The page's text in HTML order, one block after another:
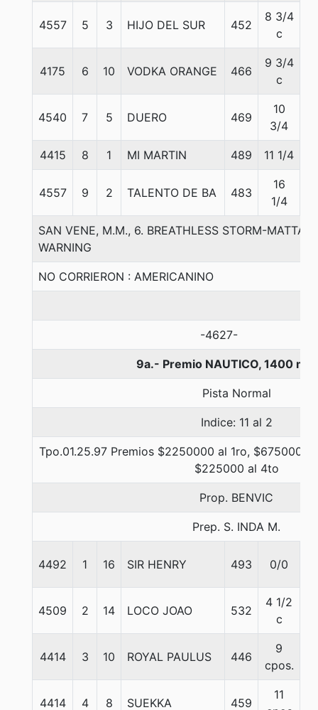
4557 5 3 HIJO DEL SUR 452
8 3/4
c
4175 6 10 VODKA ORANGE 466
9 3/4
c
4540 7 5 DUERO 469
10
3/4
4415 8 1 MI MARTIN 489 11 1/4
4557 9 2 TALENTO DE BA 483
16
1/4
SAN VENE, M.M., 6. BREATHLESS STORM-MATTA
WARNING
NO CORRIERON : AMERICANINO
-4627-
9a.- Premio NAUTICO, 1400
Pista Normal
Indice: 11 al 2
Tpo.01.25.97 Premios $2250000 al 1ro, $675000
$225000 al 4to
Prop. BENVIC
Prep. S. INDA M.
4492 1 16 SIR HENRY 493 0/0
4509 2 14 LOCO JOAO 532
4 1/2
c
4414 3 10 ROYAL PAULUS 446
9
cpos.
4414 4 8 SUEKKA 459
11